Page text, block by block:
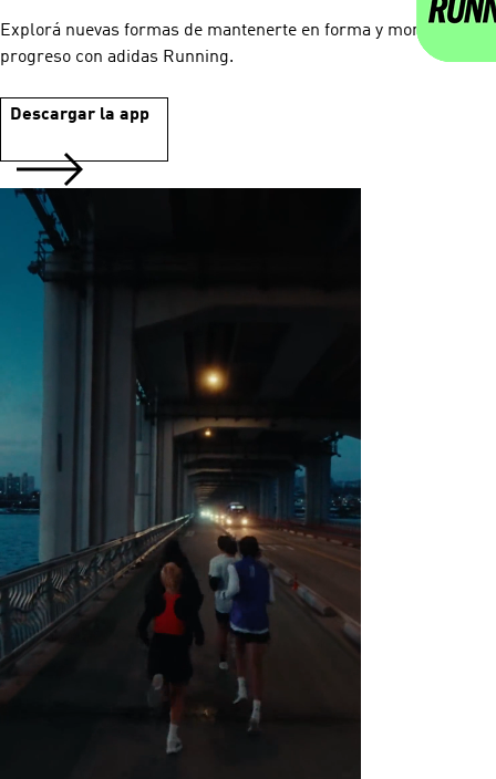
Explorá nuevas formas de mantenerte en forma y monitoreá tu
progreso con adidas Running.
Descargar la app